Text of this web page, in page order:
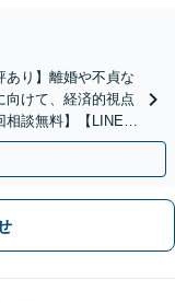
あり】離婚や不貞な
向けて、経済的視点
相談無料】【LINE相